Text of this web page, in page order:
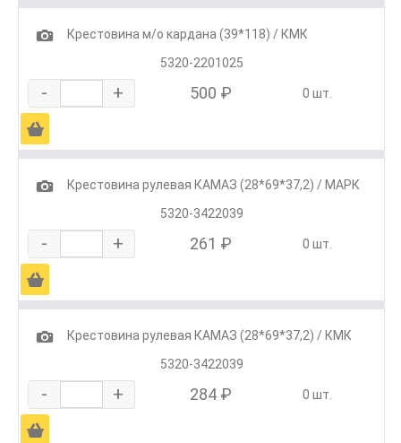
1
Крестовина м/о кардана (39*118) / КМК
5320-2201025
- + 500 ₽ 0 шт.
Ä
1
Крестовина рулевая КАМАЗ (28*69*37,2) / МАРК
5320-3422039
- + 261 ₽ 0 шт.
Ä
1
Крестовина рулевая КАМАЗ (28*69*37,2) / КМК
5320-3422039
- + 284 ₽ 0 шт.
Ä